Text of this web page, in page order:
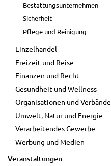
Bestattungsunternehmen
Sicherheit
Pflege und Reinigung
Einzelhandel
Freizeit und Reise
Finanzen und Recht
Gesundheit und Wellness
Organisationen und Verbände
Umwelt, Natur und Energie
Verarbeitendes Gewerbe
Werbung und Medien
Veranstaltungen